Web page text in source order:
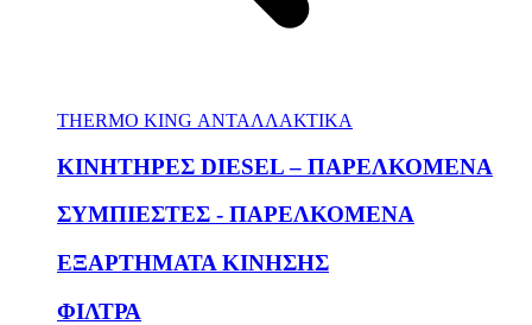
THERMO KING ΑΝΤΑΛΛΑΚΤΙΚΑ
KΙΝΗΤΗΡΕΣ DIESEL – ΠΑΡΕΛΚΟΜΕΝΑ
ΣΥΜΠΙΕΣΤΕΣ - ΠΑΡΕΛΚΟΜΕΝΑ
ΕΞΑΡΤΗΜΑΤΑ ΚΙΝΗΣΗΣ
ΦΙΛΤΡΑ